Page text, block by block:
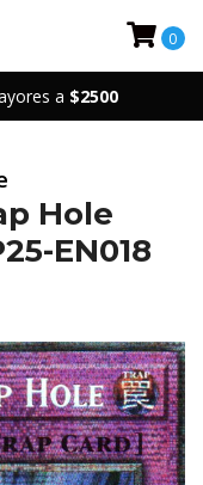
a $2500
0
Hole
EN018